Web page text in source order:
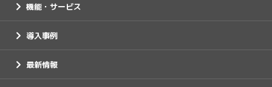
機能・サービス
導入事例
最新情報